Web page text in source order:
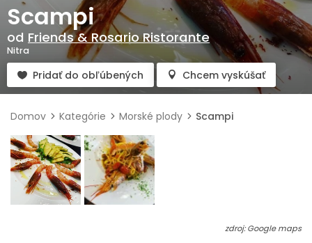
Scampi
od Friends & Rosario Ristorante
Nitra
Pridať do obľúbených Chcem vyskúšať
Domov Kategórie Morské plody Scampi
zdroj: Google maps